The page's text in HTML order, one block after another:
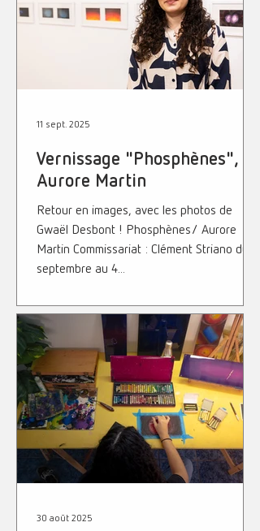
2025. Photo : Nathan Combeaud -
Belauror - 2025 D'où naît l'idée d
Vernissage "Phosphènes",
Aurore Martin
Retour en images, avec les photos de
Gwaël Desbont ! Phosphènes/ Aurore
Martin Commissariat : Clément Striano du 6
septembre au 4...
11 sept. 2025
30 août 2025